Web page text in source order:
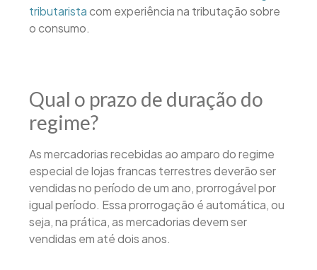
tributaristacom experiência na tributação sobre
o consumo.
Qual o prazo de duração do
regime?
As mercadorias recebidas ao amparo do regime
especial de lojas francas terrestres deverão ser
vendidas no período de um ano, prorrogável por
igual período. Essa prorrogação é automática, ou
seja, na prática, as mercadorias devem ser
vendidas em até dois anos.